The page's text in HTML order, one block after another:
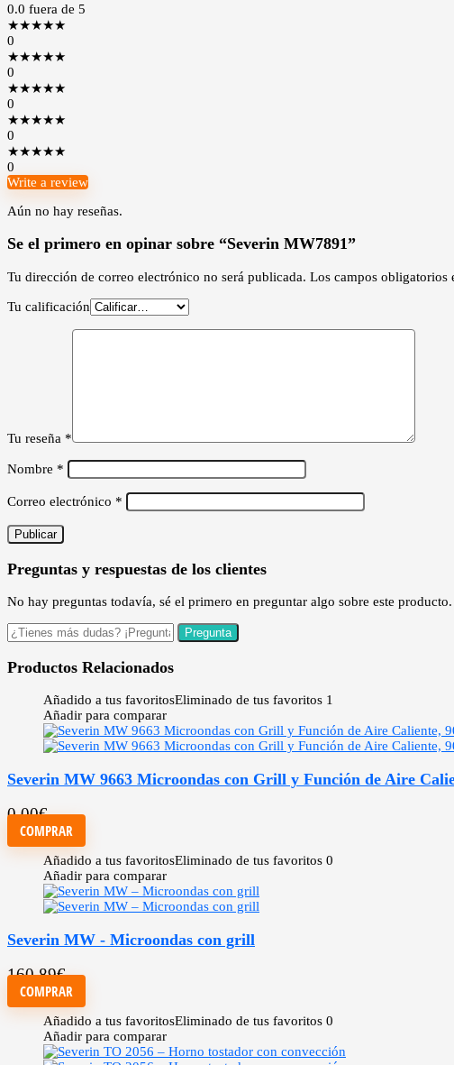
0.0 fuera de 5
★★★★★
0
★★★★★
0
★★★★★
0
★★★★★
0
★★★★★
0
Write a review
Aún no hay reseñas.
Se el primero en opinar sobre “Severin MW7891”
Tu dirección de correo electrónico no será publicada. Los campos obligatorios
Tu calificación
Tu reseña *
Nombre *
Correo electrónico *
Preguntas y respuestas de los clientes
No hay preguntas todavía, sé el primero en preguntar algo sobre este producto.
Productos Relacionados
Añadido a tus favoritosEliminado de tus favoritos 1
Añadir para comparar
Severin MW 9663 Microondas con Grill y Función de Aire
0,00€
COMPRAR
Añadido a tus favoritosEliminado de tus favoritos 0
Añadir para comparar
Severin MW - Microondas con grill
160,89€
COMPRAR
Añadido a tus favoritosEliminado de tus favoritos 0
Añadir para comparar